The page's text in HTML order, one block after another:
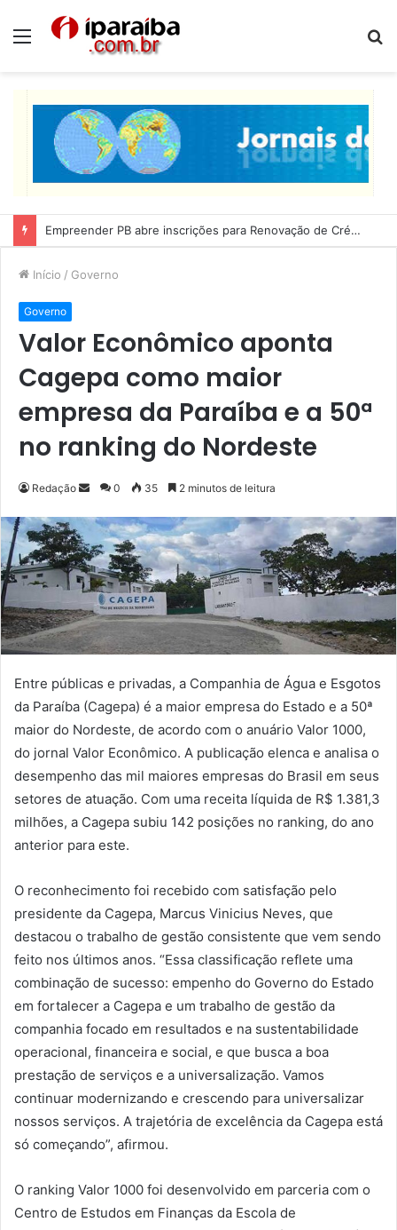
Menu
Empreender PB abre inscrições para Renovação de Crédito
Início / Governo
Governo
Valor Econômico aponta
Cagepa como maior
empresa da Paraíba e a 50ª
no ranking do Nordeste
Redação
d
e
u
m
e
-
m
a
0 35 2 minutos de leitura
Entre públicas e privadas, a Companhia de Água e Esgotos
da Paraíba (Cagepa) é a maior empresa do Estado e a 50ª
maior do Nordeste, de acordo com o anuário Valor 1000,
do jornal Valor Econômico. A publicação elenca e analisa o
desempenho das mil maiores empresas do Brasil em seus
setores de atuação. Com uma receita líquida de R$ 1.381,3
milhões, a Cagepa subiu 142 posições no ranking, do ano
anterior para este.
O reconhecimento foi recebido com satisfação pelo
presidente da Cagepa, Marcus Vinicius Neves, que
destacou o trabalho de gestão consistente que vem sendo
feito nos últimos anos. “Essa classificação reflete uma
combinação de sucesso: empenho do Governo do Estado
em fortalecer a Cagepa e um trabalho de gestão da
companhia focado em resultados e na sustentabilidade
operacional, financeira e social, e que busca a boa
prestação de serviços e a universalização. Vamos
continuar modernizando e crescendo para universalizar
nossos serviços. A trajetória de excelência da Cagepa está
só começando”, afirmou.
O ranking Valor 1000 foi desenvolvido em parceria com o
Centro de Estudos em Finanças da Escola de